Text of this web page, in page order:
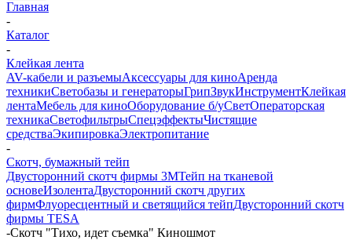
Главная
-
Каталог
-
Клейкая лента
AV-кабели и разъемыАксессуары для киноАренда
техникиСветобазы и генераторыГрипЗвукИнструментКлейкая
лентаМебель для киноОборудование б/уСветОператорская
техникаСветофильтрыСпецэффектыЧистящие
средстваЭкипировкаЭлектропитание
-
Скотч, бумажный тейп
Двусторонний скотч фирмы 3MТейп на тканевой
основеИзолентаДвусторонний скотч других
фирмФлуоресцентный и светящийся тейпДвусторонний скотч
фирмы TESA
-Скотч "Тихо, идет съемка" Киношмот